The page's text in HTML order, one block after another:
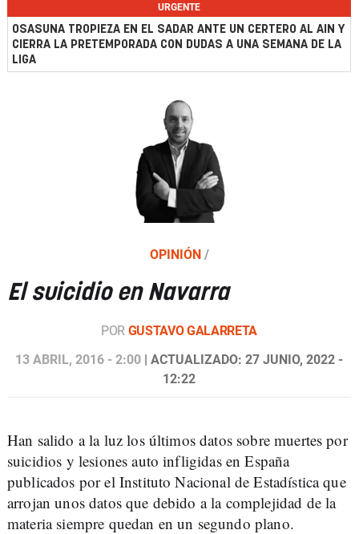
URGENTE
OSASUNA TROPIEZA EN EL SADAR ANTE UN CERTERO AL AIN Y
CIERRA LA PRETEMPORADA CON DUDAS A UNA SEMANA DE LA
LIGA
OPINIÓN /
El suicidio en Navarra
POR GUSTAVO GALARRETA
13 ABRIL, 2016 - 2:00 | ACTUALIZADO: 27 JUNIO, 2022 -
12:22
Han salido a la luz los últimos datos sobre muertes por
suicidios y lesiones auto infligidas en España
publicados por el Instituto Nacional de Estadística que
arrojan unos datos que debido a la complejidad de la
materia siempre quedan en un segundo plano.